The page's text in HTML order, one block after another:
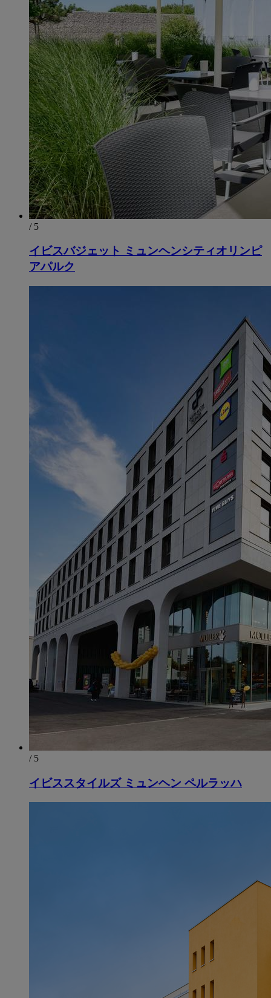
/ 5
イビスバジェット ミュンヘンシティオリンピ
アパルク
/ 5
イビススタイルズ ミュンヘン ペルラッハ